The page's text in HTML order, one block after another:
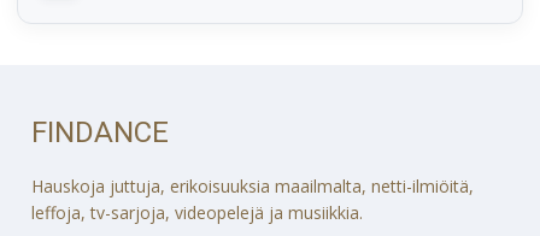
FINDANCE
Hauskoja juttuja, erikoisuuksia maailmalta, netti-ilmiöitä,
leffoja, tv-sarjoja, videopelejä ja musiikkia.